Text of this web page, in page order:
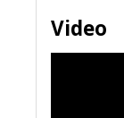
Video